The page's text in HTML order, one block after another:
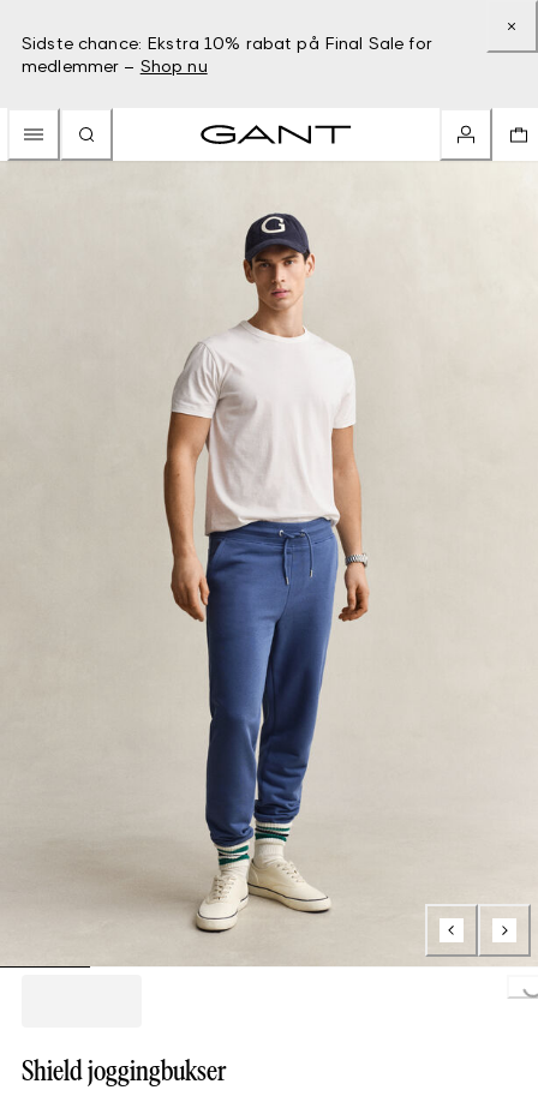
Sidste chance: Ekstra 10% rabat på Final Sale for
medlemmer – Shop nu
Loading...
Shield joggingbukser